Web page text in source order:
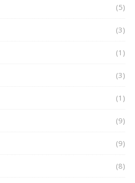
(5)
(3)
(1)
(3)
(1)
(9)
(9)
(8)